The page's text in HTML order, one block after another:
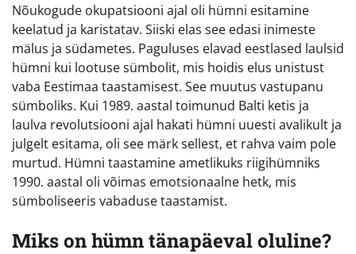
Nõukogude okupatsiooni ajal oli hümni esitamine
keelatud ja karistatav. Siiski elas see edasi inimeste
mälus ja südametes. Paguluses elavad eestlased laulsid
hümni kui lootuse sümbolit, mis hoidis elus unistust
vaba Eestimaa taastamisest. See muutus vastupanu
sümboliks. Kui 1989. aastal toimunud Balti ketis ja
laulva revolutsiooni ajal hakati hümni uuesti avalikult ja
julgelt esitama, oli see märk sellest, et rahva vaim pole
murtud. Hümni taastamine ametlikuks riigihümniks
1990. aastal oli võimas emotsionaalne hetk, mis
sümboliseeris vabaduse taastamist.
Miks on hümn tänapäeval oluline?